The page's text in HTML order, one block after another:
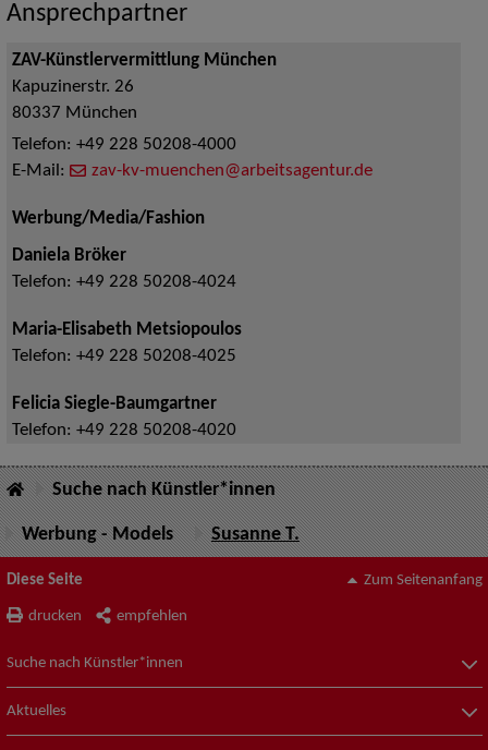
Ansprechpartner
ZAV-Künstlervermittlung München
Kapuzinerstr. 26
80337 München
Telefon: +49 228 50208-4000
E-Mail:
zav-kv-muenchen@arbeitsagentur.de
Werbung/Media/Fashion
Daniela Bröker
Telefon: +49 228 50208-4024
Maria-Elisabeth Metsiopoulos
Telefon: +49 228 50208-4025
Felicia Siegle-Baumgartner
Telefon: +49 228 50208-4020
Suche nach Künstler*innen
Werbung - Models Susanne T.
Diese Seite
drucken empfehlen
Zum Seitenanfang
Suche nach Künstler*innen
Aktuelles